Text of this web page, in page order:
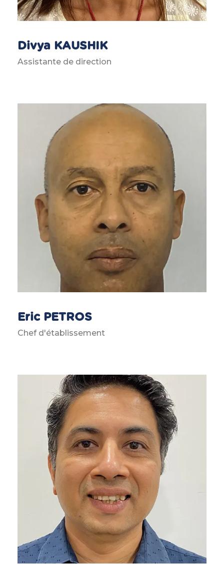
Divya KAUSHIK
Assistante de direction
Eric PETROS
Chef d'établissement